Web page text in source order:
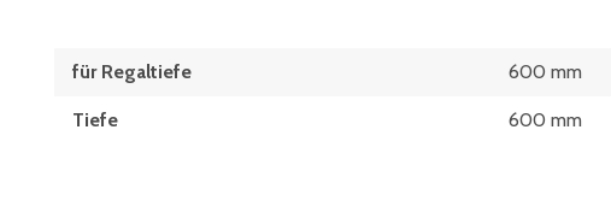
für Regaltiefe 600 mm
Tiefe 600 mm